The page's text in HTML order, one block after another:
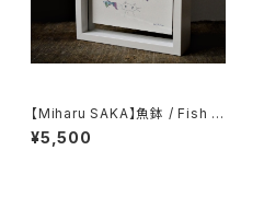
【Miharu SAKA】魚鉢 / Fish b
owl
¥5,500